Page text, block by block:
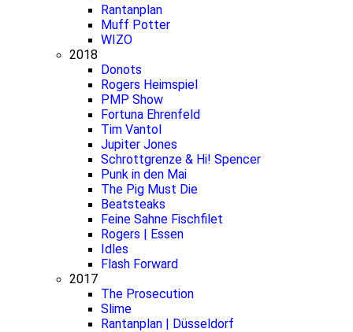
Rantanplan
Muff Potter
WIZO
2018
Donots
Rogers Heimspiel
PMP Show
Fortuna Ehrenfeld
Tim Vantol
Jupiter Jones
Schrottgrenze & Hi! Spencer
Punk in den Mai
The Pig Must Die
Beatsteaks
Feine Sahne Fischfilet
Rogers | Essen
Idles
Flash Forward
2017
The Prosecution
Slime
Rantanplan | Düsseldorf